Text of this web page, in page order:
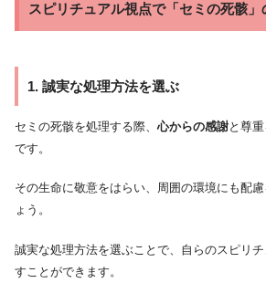
スピリチュアル視点で「セミの死骸」
1. 誠実な処理方法を選ぶ
セミの死骸を処理する際、心からの感謝と尊
です。
その生命に敬意をはらい、周囲の環境にも配
ょう。
誠実な処理方法を選ぶことで、自らのスピリ
すことができます。